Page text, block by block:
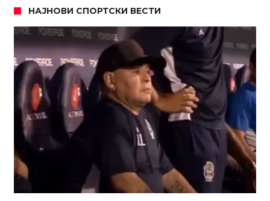
НАЈНОВИ СПОРТСКИ ВЕСТИ